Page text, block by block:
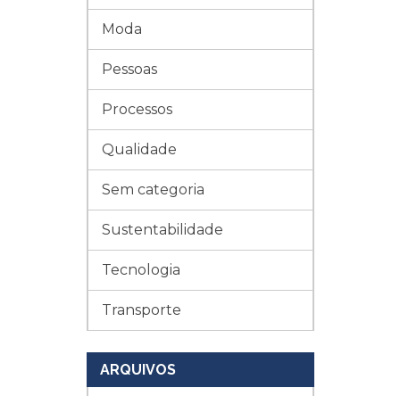
Moda
Pessoas
Processos
Qualidade
Sem categoria
Sustentabilidade
Tecnologia
Transporte
ARQUIVOS